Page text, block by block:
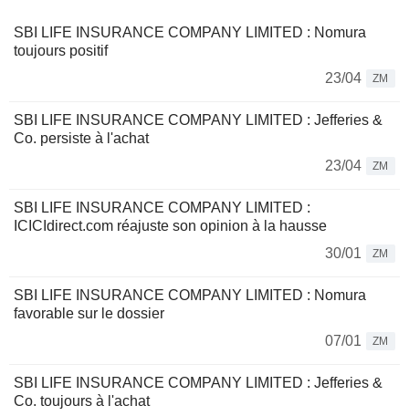
SBI LIFE INSURANCE COMPANY LIMITED : Nomura
toujours positif
23/04
ZM
SBI LIFE INSURANCE COMPANY LIMITED : Jefferies &
Co. persiste à l'achat
23/04
ZM
SBI LIFE INSURANCE COMPANY LIMITED :
ICICIdirect.com réajuste son opinion à la hausse
30/01
ZM
SBI LIFE INSURANCE COMPANY LIMITED : Nomura
favorable sur le dossier
07/01
ZM
SBI LIFE INSURANCE COMPANY LIMITED : Jefferies &
Co. toujours à l'achat